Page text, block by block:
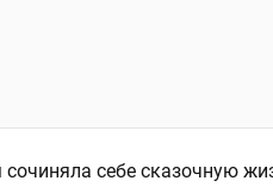
себе сказочную